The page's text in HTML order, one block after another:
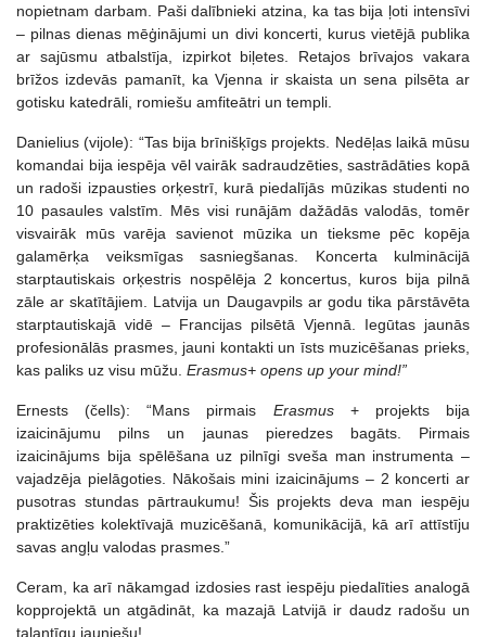
nopietnam darbam. Paši dalībnieki atzina, ka tas bija ļoti intensīvi
– pilnas dienas mēģinājumi un divi koncerti, kurus vietējā publika
ar sajūsmu atbalstīja, izpirkot biļetes. Retajos brīvajos vakara
brīžos izdevās pamanīt, ka Vjenna ir skaista un sena pilsēta ar
gotisku katedrāli, romiešu amfiteātri un templi.
Danielius (vijole): “Tas bija brīnišķīgs projekts. Nedēļas laikā mūsu
komandai bija iespēja vēl vairāk sadraudzēties, sastrādāties kopā
un radoši izpausties orķestrī, kurā piedalījās mūzikas studenti no
10 pasaules valstīm. Mēs visi runājām dažādās valodās, tomēr
visvairāk mūs varēja savienot mūzika un tieksme pēc kopēja
galamērķa veiksmīgas sasniegšanas. Koncerta kulminācijā
starptautiskais orķestris nospēlēja 2 koncertus, kuros bija pilnā
zāle ar skatītājiem. Latvija un Daugavpils ar godu tika pārstāvēta
starptautiskajā vidē – Francijas pilsētā Vjennā. Iegūtas jaunās
profesionālās prasmes, jauni kontakti un īsts muzicēšanas prieks,
kas paliks uz visu mūžu. Erasmus+ opens up your mind!”
Ernests (čells): “Mans pirmais Erasmus+ projekts bija
izaicinājumu pilns un jaunas pieredzes bagāts. Pirmais
izaicinājums bija spēlēšana uz pilnīgi sveša man instrumenta –
vajadzēja pielāgoties. Nākošais mini izaicinājums – 2 koncerti ar
pusotras stundas pārtraukumu! Šis projekts deva man iespēju
praktizēties kolektīvajā muzicēšanā, komunikācijā, kā arī attīstīju
savas angļu valodas prasmes.”
Ceram, ka arī nākamgad izdosies rast iespēju piedalīties analogā
kopprojektā un atgādināt, ka mazajā Latvijā ir daudz radošu un
talantīgu jauniešu!